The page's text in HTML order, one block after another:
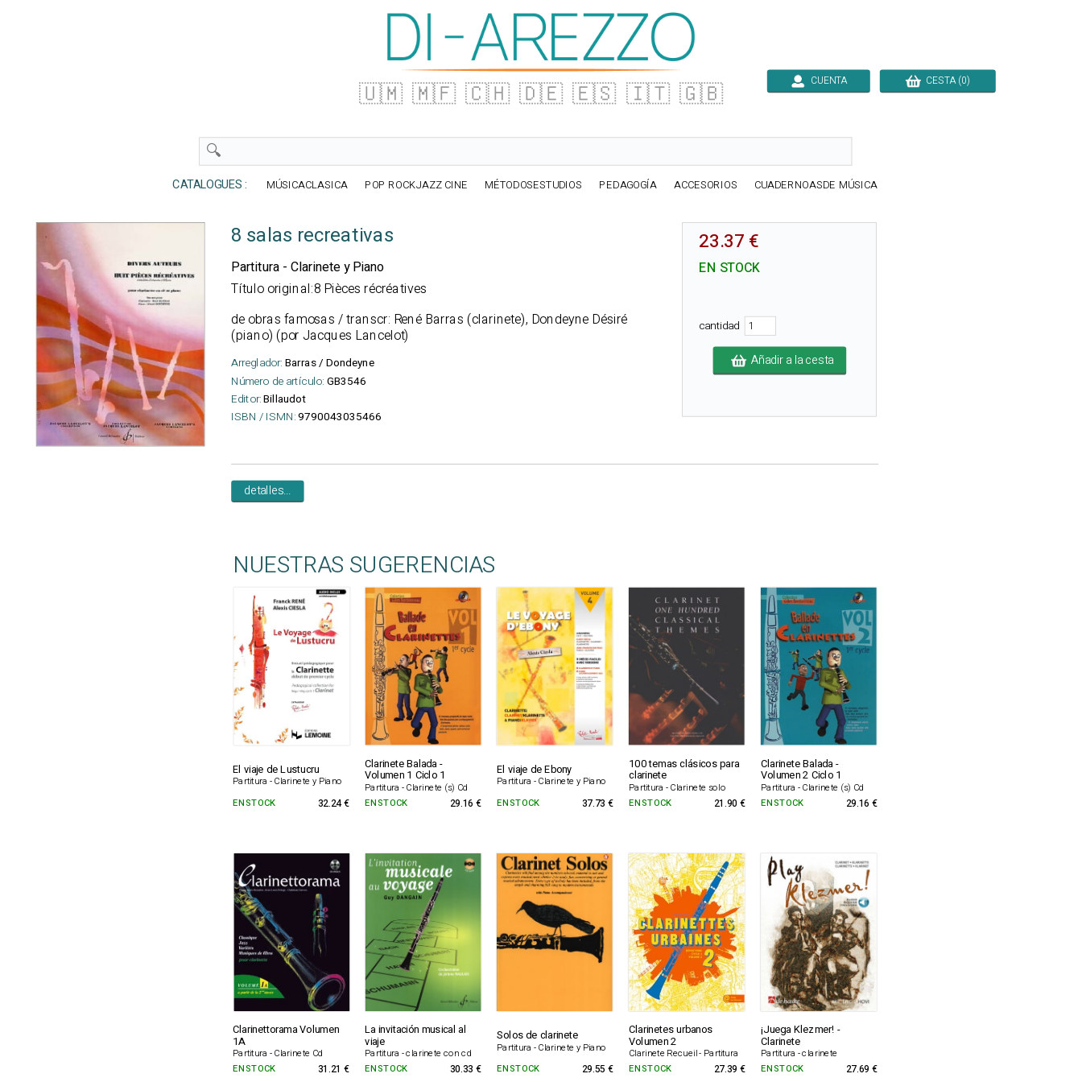
🇺🇲 🇲🇫 🇨🇭 🇩🇪 🇪🇸 🇮🇹 🇬🇧 CUENTA CESTA (0)
CATALOGUES : MÚSICACLASICA POP ROCKJAZZ CINE MÉTODOSESTUDIOS PEDAGOGÍA ACCESORIOS CUADERNOASDE MÚSICA
8 salas recreativas
Partitura - Clarinete y Piano
Título original:8 Pièces récréatives
de obras famosas / transcr: René Barras (clarinete), Dondeyne Désiré
(piano) (por Jacques Lancelot)
Arreglador: Barras / Dondeyne
Número de artículo: GB3546
Editor:Billaudot
ISBN / ISMN:9790043035466
23.37 €
EN STOCK
cantidad
Añadir a la cesta
detalles...
NUESTRAS SUGERENCIAS
El viaje de Lustucru
Partitura - Clarinete y Piano
Clarinete Balada -
Volumen 1 Ciclo 1
Partitura - Clarinete (s) Cd
El viaje de Ebony
Partitura - Clarinete y Piano
100 temas clásicos para
clarinete
Partitura - Clarinete solo
Clarinete Balada -
Volumen 2 Ciclo 1
Partitura - Clarinete (s) Cd
EN STOCK 32.24 € EN STOCK 29.16 € EN STOCK 37.73 € EN STOCK 21.90 € EN STOCK 29.16 €
Clarinettorama Volumen
1A
Partitura - Clarinete Cd
La invitación musical al
viaje
Partitura - clarinete con cd
Solos de clarinete
Partitura - Clarinete y Piano
Clarinetes urbanos
Volumen 2
Clarinete Recueil - Partitura
¡Juega Klezmer! -
Clarinete
Partitura - clarinete
EN STOCK
31.21 € EN STOCK 30.33 € EN STOCK 29.55 € EN STOCK 27.39 € EN STOCK 27.69 €